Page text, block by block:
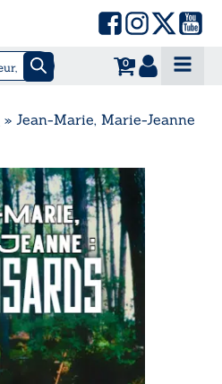
0
» Jean-Marie, Marie-Jeanne